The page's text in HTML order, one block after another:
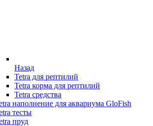
Назад
Tetra для рептилий
Tetra корма для рептилий
Tetra средства
наполнение для аквариума GloFish
тесты
пруд